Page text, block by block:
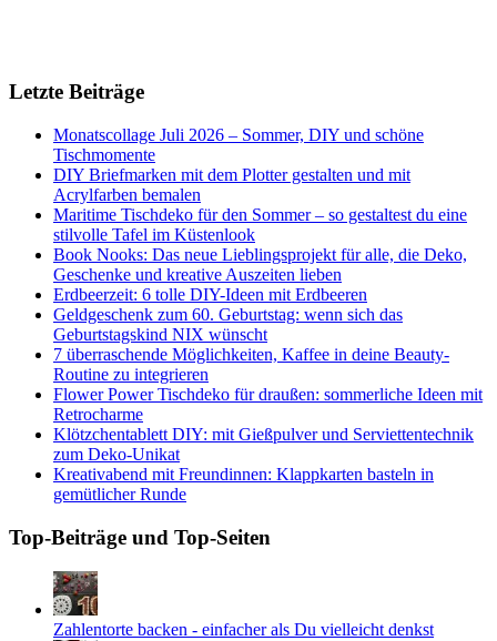
Letzte Beiträge
Monatscollage Juli 2026 – Sommer, DIY und schöne
Tischmomente
DIY Briefmarken mit dem Plotter gestalten und mit
Acrylfarben bemalen
Maritime Tischdeko für den Sommer – so gestaltest du eine
stilvolle Tafel im Küstenlook
Book Nooks: Das neue Lieblingsprojekt für alle, die Deko,
Geschenke und kreative Auszeiten lieben
Erdbeerzeit: 6 tolle DIY-Ideen mit Erdbeeren
Geldgeschenk zum 60. Geburtstag: wenn sich das
Geburtstagskind NIX wünscht
7 überraschende Möglichkeiten, Kaffee in deine Beauty-
Routine zu integrieren
Flower Power Tischdeko für draußen: sommerliche Ideen mit
Retrocharme
Klötzchentablett DIY: mit Gießpulver und Serviettentechnik
zum Deko-Unikat
Kreativabend mit Freundinnen: Klappkarten basteln in
gemütlicher Runde
Top-Beiträge und Top-Seiten
Zahlentorte backen - einfacher als Du vielleicht denkst